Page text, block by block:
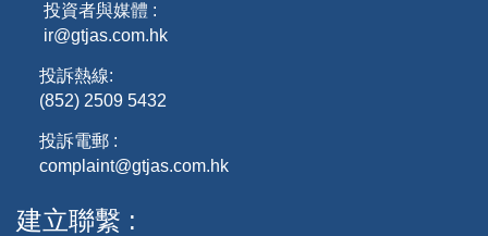
投資者與媒體 :
ir@gtjas.com.hk
投訴熱線:
(852) 2509 5432
投訴電郵 :
complaint@gtjas.com.hk
建立聯繫